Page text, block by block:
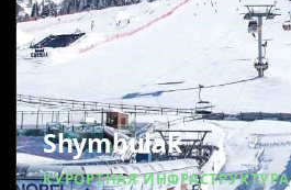
Shymbulak
КУРОРТНАЯ ИНФРАСТРУКТУРА